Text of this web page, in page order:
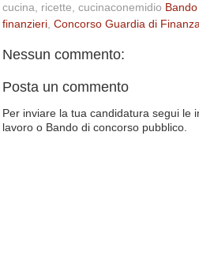
cucina, ricette, cucinaconemidio
finanzieri Concorso Guardia di Finanza
Nessun commento:
Posta un commento
Per inviare la tua candidatura segui le
lavoro o Bando di concorso pubblico.